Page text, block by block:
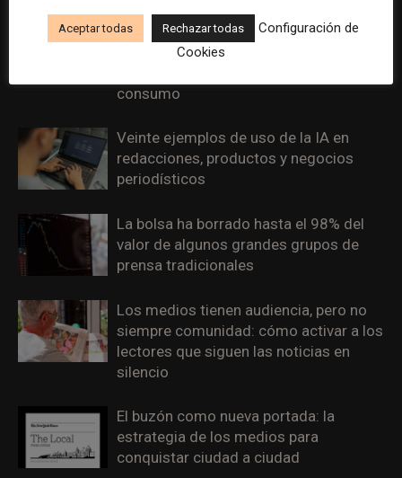
WAN-IFRA reúne las principales
estrategias de los medios ante la IA, la
consumo
Veinte ejemplos de uso de la IA en
redacciones, productos y negocios
periodísticos
La bolsa ha borrado hasta el 98% del
valor de algunos grandes grupos de
prensa tradicionales
Los medios tienen audiencia, pero no
siempre comunidad: cómo activar a los
lectores que siguen las noticias en
silencio
El buzón como nueva portada: la
estrategia de los medios para
conquistar ciudad a ciudad
Aceptar todas Rechazar todas
Configuración de
Cookies